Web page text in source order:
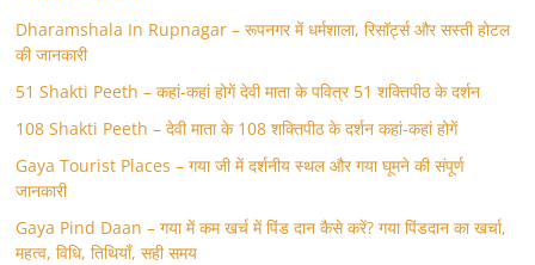
Dharamshala In Rupnagar – रूपनगर में धर्मशाला, रिसॉर्ट्स और सस्ती होटल
की जानकारी
51 Shakti Peeth – कहां-कहां होगें देवी माता के पवित्र 51 शक्तिपीठ के दर्शन
108 Shakti Peeth – देवी माता के 108 शक्तिपीठ के दर्शन कहां-कहां होगें
Gaya Tourist Places – गया जी में दर्शनीय स्थल और गया घूमने की संपूर्ण
जानकारी
Gaya Pind Daan – गया में कम खर्च में पिंड दान कैसे करें? गया पिंडदान का खर्चा,
महत्व, विधि, तिथियाँ, सही समय